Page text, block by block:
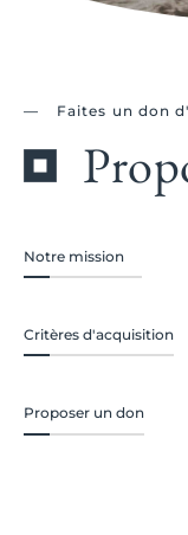
Faites un don
Notre mission
Critères d'acquisition
Proposer un don